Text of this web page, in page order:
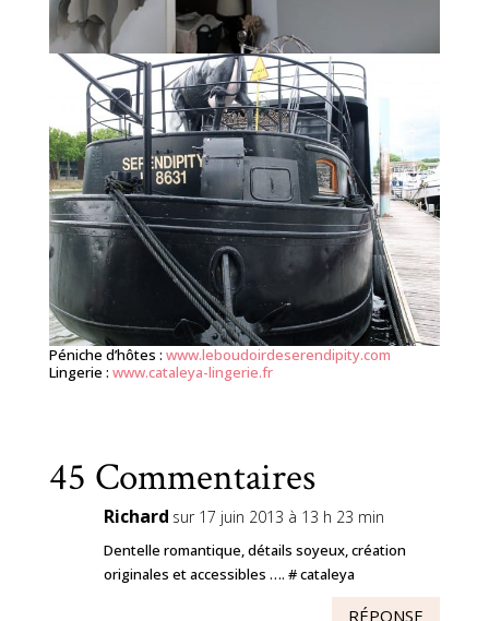
Péniche d’hôtes : www.leboudoirdeserendipity.com
Lingerie : www.cataleya-lingerie.fr
45 Commentaires
Richard sur 17 juin 2013 à 13 h 23 min
Dentelle romantique, détails soyeux, création
originales et accessibles …. # cataleya
RÉPONSE